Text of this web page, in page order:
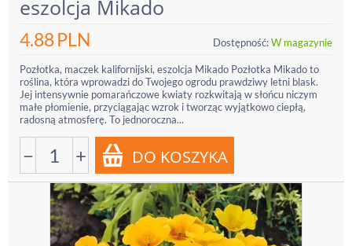
eszolcja Mikado
4.88PLN Dostępność:W magazynie
Pozłotka, maczek kalifornijski, eszolcja Mikado Pozłotka Mikado to
roślina, która wprowadzi do Twojego ogrodu prawdziwy letni blask.
Jej intensywnie pomarańczowe kwiaty rozkwitają w słońcu niczym
małe płomienie, przyciągając wzrok i tworząc wyjątkowo ciepłą,
radosną atmosferę. To jednoroczna...
− +